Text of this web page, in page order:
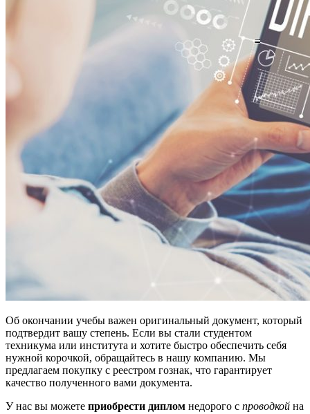
Об окончании учебы важен оригинальный документ, который
подтвердит вашу степень. Если вы стали студентом
техникума или института и хотите быстро обеспечить себя
нужной корочкой, обращайтесь в нашу компанию. Мы
предлагаем покупку с реестром гознак, что гарантирует
качество полученного вами документа.
У нас вы можете приобрести диплом недорого с проводкой на